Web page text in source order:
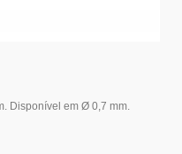
Disponível em Ø 0,7 mm.